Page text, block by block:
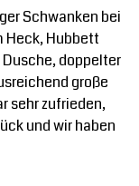
Schwanken bei
Heck, Hubbett
doppelter
große
sehr zufrieden,
und wir haben